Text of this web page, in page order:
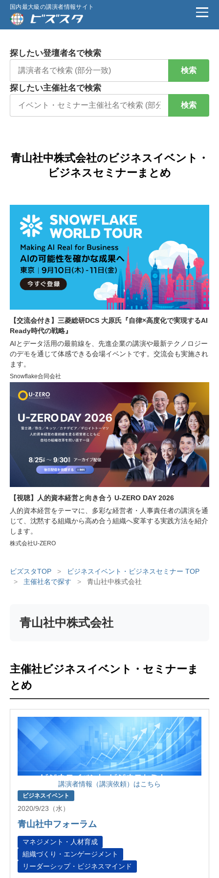
国内最大級の講演者情報サイト
探したい登壇者名で検索
検索
探したい主催社名で検索
検索
青山社中株式会社のビジネスイベント・
ビジネスセミナーまとめ
【交流会付き】三菱総研DCS 大原氏『自律×高度化で実現するAI
Ready時代の戦略』
AIとデータ活用の最前線を、先進企業の講演や最新テクノロジー
のデモを通じて体感できる会場イベントです。交流会も実施され
ます。
Snowflake合同会社
【視聴】人的資本経営と向き合う U-ZERO DAY 2026
人的資本経営をテーマに、多彩な経営者・人事責任者の講演を通
じて、沈黙する組織から高め合う組織へ変革する実践方法を紹介
します。
株式会社U-ZERO
ビズスタTOP >
ビジネスイベント・ビジネスセミナー TOP
>
主催社名で探す > 青山社中株式会社
青山社中株式会社
主催社ビジネスイベント・セミナーま
とめ
講演者情報（講演依頼）はこちら
ビジネスイベント
2020/9/23（水）
青山社中フォーラム
マネジメント・人材育成
組織づくり・エンゲージメント
リーダーシップ・ビジネスマインド